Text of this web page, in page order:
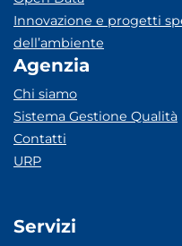
Innovazione e progetti
dell’ambiente
Agenzia
Chi siamo
Sistema Gestione Qualità
Contatti
URP
Servizi